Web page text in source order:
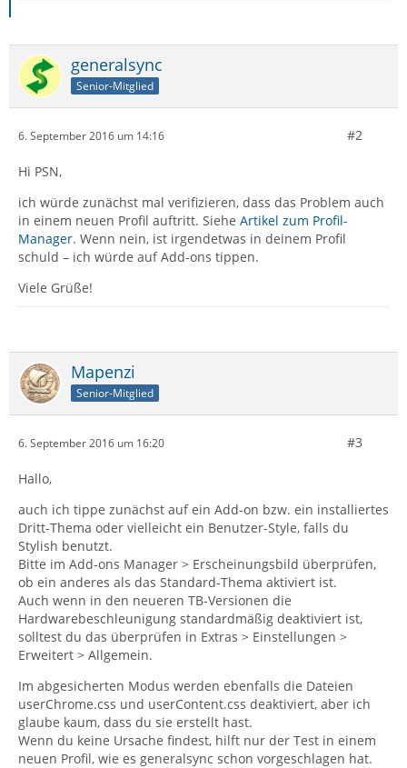
generalsync
Senior-Mitglied
6. September 2016 um 14:16 #2
Hi PSN,
ich würde zunächst mal verifizieren, dass das Problem auch
in einem neuen Profil auftritt. Siehe Artikel zum Profil-
Manager. Wenn nein, ist irgendetwas in deinem Profil
schuld – ich würde auf Add-ons tippen.
Viele Grüße!
Mapenzi
Senior-Mitglied
6. September 2016 um 16:20 #3
Hallo,
auch ich tippe zunächst auf ein Add-on bzw. ein installiertes
Dritt-Thema oder vielleicht ein Benutzer-Style, falls du
Stylish benutzt.
Bitte im Add-ons Manager > Erscheinungsbild überprüfen,
ob ein anderes als das Standard-Thema aktiviert ist.
Auch wenn in den neueren TB-Versionen die
Hardwarebeschleunigung standardmäßig deaktiviert ist,
solltest du das überprüfen in Extras > Einstellungen >
Erweitert > Allgemein.
Im abgesicherten Modus werden ebenfalls die Dateien
userChrome.css und userContent.css deaktiviert, aber ich
glaube kaum, dass du sie erstellt hast.
Wenn du keine Ursache findest, hilft nur der Test in einem
neuen Profil, wie es generalsync schon vorgeschlagen hat.